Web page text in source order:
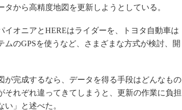
から高精度地図を更新しようとしている。
オニアとHEREはライダーを、トヨタ自動車は
のGPSを使うなど、さまざまな方式が検討、開
完成するなら、データを得る手段はどんなもの
それぞれ違ってきてしまうと、更新の作業に負担
」と述べた。